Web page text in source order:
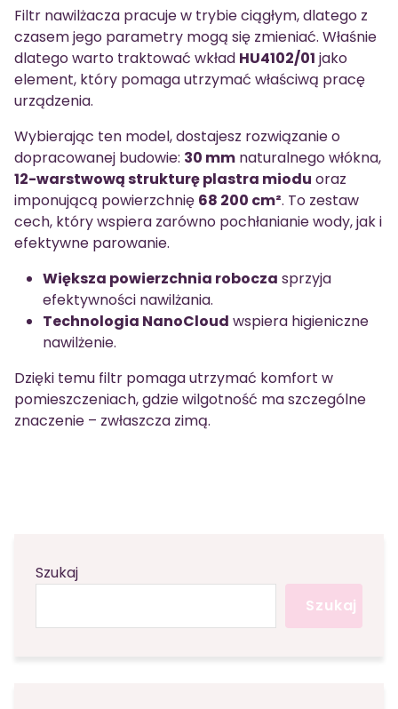
Filtr nawilżacza pracuje w trybie ciągłym, dlatego z
czasem jego parametry mogą się zmieniać. Właśnie
dlatego warto traktować wkład HU4102/01 jako
element, który pomaga utrzymać właściwą pracę
urządzenia.
Wybierając ten model, dostajesz rozwiązanie o
dopracowanej budowie: 30 mm naturalnego włókna,
12-warstwową strukturę plastra miodu oraz
imponującą powierzchnię 68 200 cm². To zestaw
cech, który wspiera zarówno pochłanianie wody, jak i
efektywne parowanie.
Większa powierzchnia robocza sprzyja
efektywności nawilżania.
Technologia NanoCloud wspiera higieniczne
nawilżenie.
Dzięki temu filtr pomaga utrzymać komfort w
pomieszczeniach, gdzie wilgotność ma szczególne
znaczenie – zwłaszcza zimą.
Szukaj
Szukaj